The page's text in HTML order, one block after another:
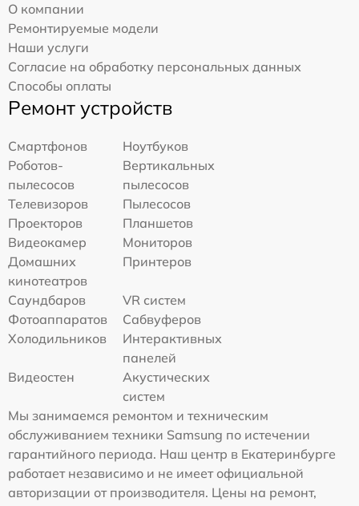
О компании
Ремонтируемые модели
Наши услуги
Согласие на обработку персональных данных
Способы оплаты
Ремонт устройств
Смартфонов
Ноутбуков
Роботов-
пылесосов
Вертикальных
пылесосов
Телевизоров
Пылесосов
Проекторов
Планшетов
Видеокамер
Мониторов
Домашних
кинотеатров
Принтеров
Саундбаров
VR систем
Фотоаппаратов
Сабвуферов
Холодильников
Интерактивных
панелей
Видеостен
Акустических
систем
Мы занимаемся ремонтом и техническим
обслуживанием техники Samsung по истечении
гарантийного периода. Наш центр в Екатеринбурге
работает независимо и не имеет официальной
авторизации от производителя. Цены на ремонт,